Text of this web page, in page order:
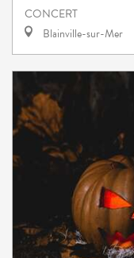
CONCERT
Blainville-sur-Mer